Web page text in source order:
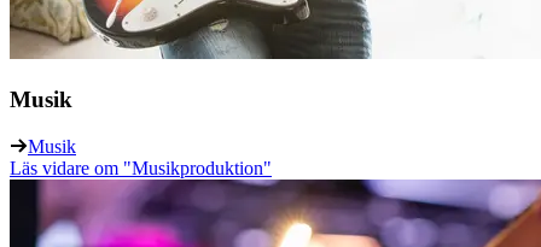
Musik
Musik
Läs vidare om "Musikproduktion"